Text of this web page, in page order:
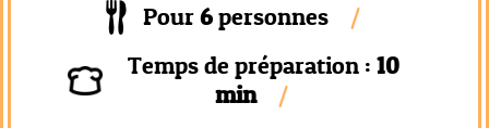
Pour6personnes
Temps de préparation : 10
min